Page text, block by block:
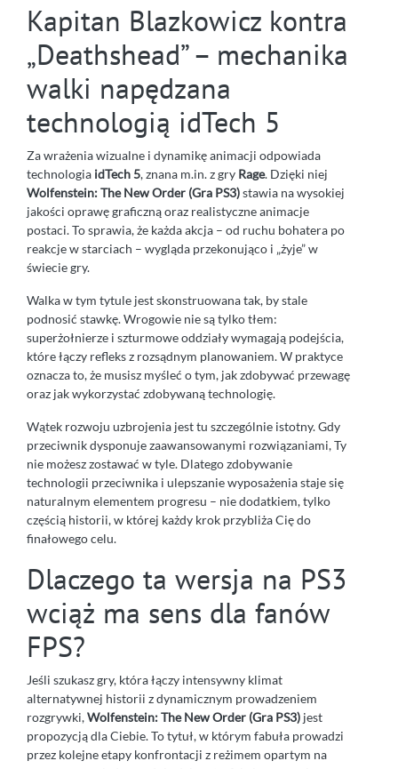
Kapitan Blazkowicz kontra
„Deathshead” – mechanika
walki napędzana
technologią idTech 5
Za wrażenia wizualne i dynamikę animacji odpowiada
technologia idTech 5, znana m.in. z gry Rage. Dzięki niej
Wolfenstein: The New Order (Gra PS3)stawia na wysokiej
jakości oprawę graficzną oraz realistyczne animacje
postaci. To sprawia, że każda akcja – od ruchu bohatera po
reakcje w starciach – wygląda przekonująco i „żyje” w
świecie gry.
Walka w tym tytule jest skonstruowana tak, by stale
podnosić stawkę. Wrogowie nie są tylko tłem:
superżołnierze i szturmowe oddziały wymagają podejścia,
które łączy refleks z rozsądnym planowaniem. W praktyce
oznacza to, że musisz myśleć o tym, jak zdobywać przewagę
oraz jak wykorzystać zdobywaną technologię.
Wątek rozwoju uzbrojenia jest tu szczególnie istotny. Gdy
przeciwnik dysponuje zaawansowanymi rozwiązaniami, Ty
nie możesz zostawać w tyle. Dlatego zdobywanie
technologii przeciwnika i ulepszanie wyposażenia staje się
naturalnym elementem progresu – nie dodatkiem, tylko
częścią historii, w której każdy krok przybliża Cię do
finałowego celu.
Dlaczego ta wersja na PS3
wciąż ma sens dla fanów
FPS?
Jeśli szukasz gry, która łączy intensywny klimat
alternatywnej historii z dynamicznym prowadzeniem
rozgrywki,Wolfenstein: The New Order (Gra PS3) jest
propozycją dla Ciebie. To tytuł, w którym fabuła prowadzi
przez kolejne etapy konfrontacji z reżimem opartym na